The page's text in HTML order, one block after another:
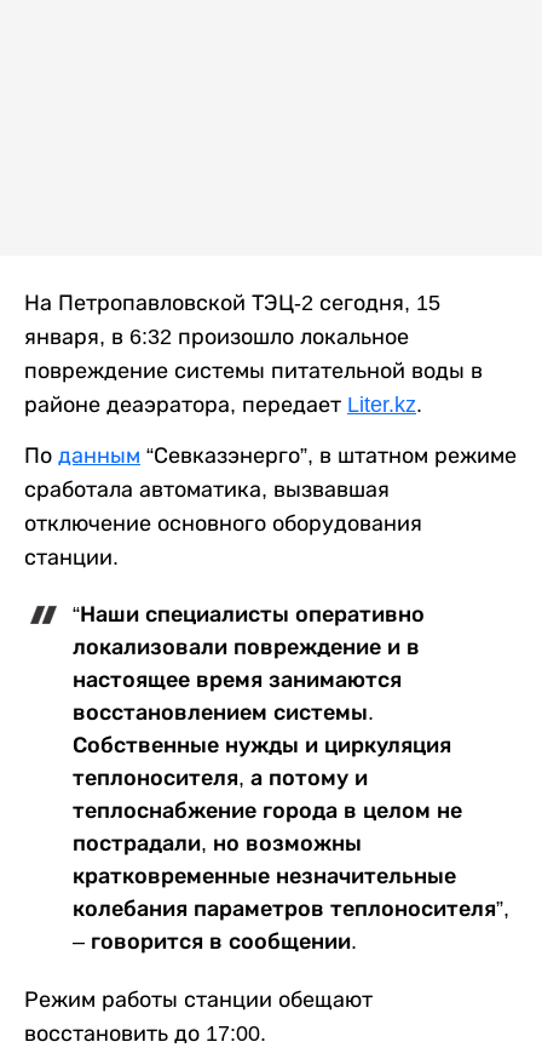
На Петропавловской ТЭЦ-2 сегодня, 15
января, в 6:32 произошло локальное
повреждение системы питательной воды в
районе деаэратора, передает Liter.kz.
По данным “Севказэнерго”, в штатном режиме
сработала автоматика, вызвавшая
отключение основного оборудования
станции.
“Наши специалисты оперативно
локализовали повреждение и в
настоящее время занимаются
восстановлением системы.
Собственные нужды и циркуляция
теплоносителя, а потому и
теплоснабжение города в целом не
пострадали, но возможны
кратковременные незначительные
колебания параметров теплоносителя”,
– говорится в сообщении.
Режим работы станции обещают
восстановить до 17:00.